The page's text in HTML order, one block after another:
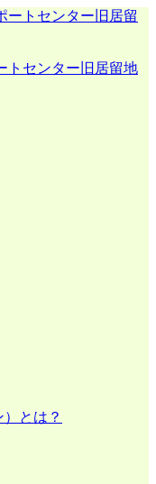
トセンター旧居留地
とは？